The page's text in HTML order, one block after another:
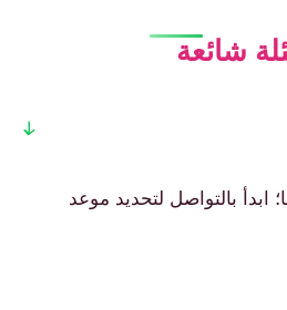
شائعة
ابدأ بالتواصل لتحديد موعد